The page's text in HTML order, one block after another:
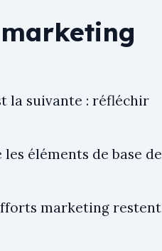
la suivante : réfléchir
éléments de base de
marketing restent